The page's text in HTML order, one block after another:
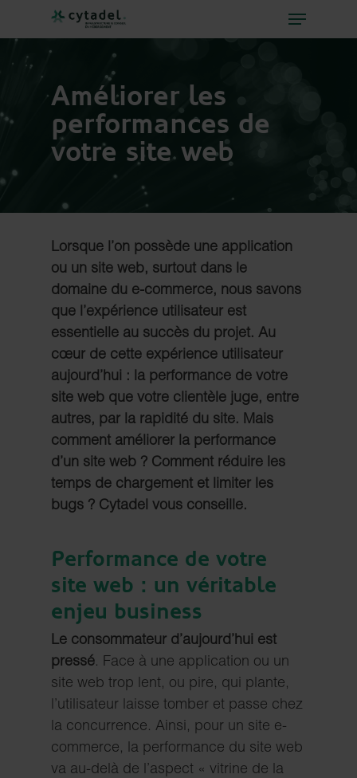
Améliorer les
performances de
votre site web
Lorsque l’on possède une application
ou un site web, surtout dans le
domaine du e-commerce, nous savons
que l’expérience utilisateur est
essentielle au succès du projet. Au
cœur de cette expérience utilisateur
aujourd’hui : la performance de votre
site web que votre clientèle juge, entre
autres, par la rapidité du site. Mais
comment améliorer la performance
d’un site web ? Comment réduire les
temps de chargement et limiter les
bugs ? Cytadel vous conseille.
Performance de votre
site web : un véritable
enjeu business
Le consommateur d’aujourd’hui est
pressé. Face à une application ou un
site web trop lent, ou pire, qui plante,
l’utilisateur laisse tomber et passe chez
la concurrence. Ainsi, pour un site e-
commerce, la performance du site web
va au-delà de l’aspect « vitrine de la